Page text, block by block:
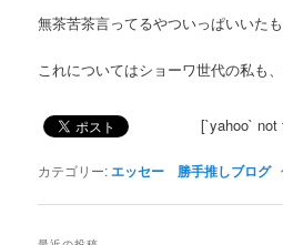
無茶苦茶言ってるやついっぱいいたも
これについてはショーワ世代の私も
[`yahoo` not
カテゴリー: エッセー 勝手推しブログ